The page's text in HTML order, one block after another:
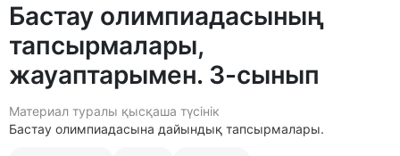
Бастау олимпиадасының
тапсырмалары,
жауаптарымен. 3-сынып
Материал туралы қысқаша түсінік
Бастау олимпиадасына дайындық тапсырмалары.